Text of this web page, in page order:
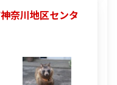
奈川地区センタ